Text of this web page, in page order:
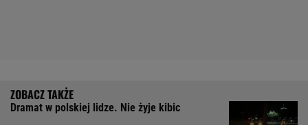
Dramat w polskiej lidze. Nie żyje kibic